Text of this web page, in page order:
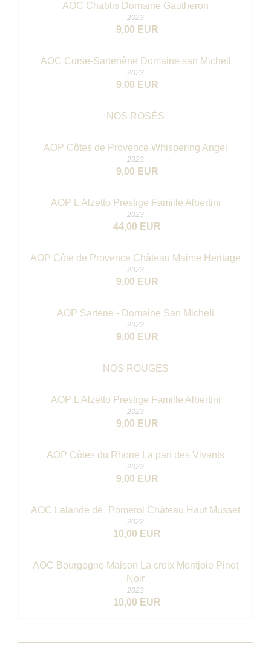
AOC Chablis Domaine Gautheron
2023
9,00 EUR
AOC Corse-Sartenène Domaine san Micheli
2023
9,00 EUR
NOS ROSÉS
AOP Côtes de Provence Whispering Angel
2023
9,00 EUR
AOP L'Alzetto Prestige Famille Albertini
2023
44,00 EUR
AOP Côte de Provence Château Maime Heritage
2023
9,00 EUR
AOP Sartène - Domaine San Micheli
2023
9,00 EUR
NOS ROUGES
AOP L'Alzetto Prestige Famille Albertini
2023
9,00 EUR
AOP Côtes du Rhone La part des Vivants
2023
9,00 EUR
AOC Lalande de ¨Pomerol Château Haut Musset
2022
10,00 EUR
AOC Bourgogne Maison La croix Montjoie Pinot
Noir
2023
10,00 EUR